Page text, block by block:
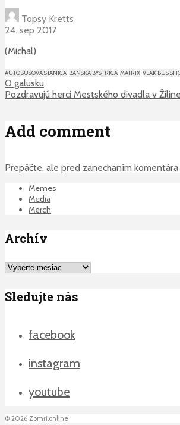
Topsy Kretts
24. sep 2017
(Michal)
AUTOBUSOVA STANICA BANSKA BYSTRICA MATRIX VLAK BUS
O galusku
Pozdravujú herci Mestského divadla v Žiline
Add comment
Prepáčte, ale pred zanechaním
Memes
Media
Merch
Archív
Archív
Sledujte nás
facebook
instagram
youtube
© 2026 Zomri.online